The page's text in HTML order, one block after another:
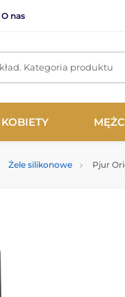
O nas
Kategoria produktu
KOBIETY
Żele silikonowe Pjur